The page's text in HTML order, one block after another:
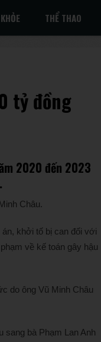
THỂ THAO
tỷ đồng
2020 đến 2023
Châu.
khởi tố bị can đối với
về kế toán gây hậu
do ông Vũ Minh Châu
sang bà Phạm Lan Anh